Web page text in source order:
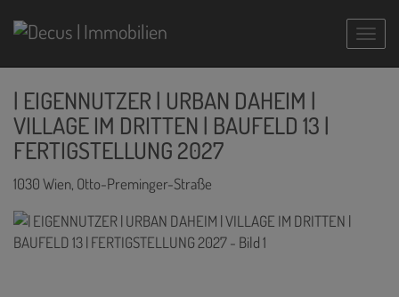
| EIGENNUTZER | URBAN DAHEIM |
VILLAGE IM DRITTEN | BAUFELD 13 |
FERTIGSTELLUNG 2027
1030 Wien, Otto-Preminger-Straße